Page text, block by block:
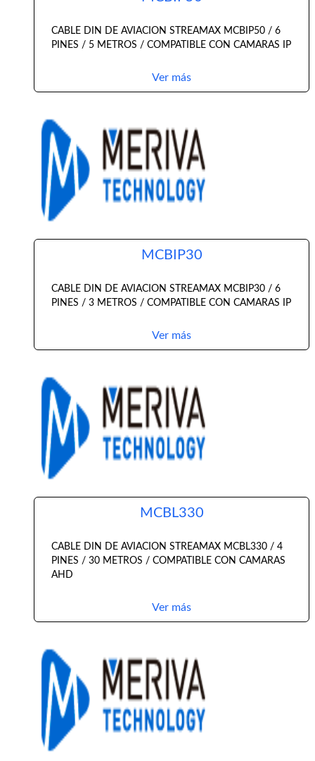
CABLE DIN DE AVIACION STREAMAX MCBIP50 / 6
PINES / 5 METROS / COMPATIBLE CON CAMARAS IP
Ver más
MCBIP30
CABLE DIN DE AVIACION STREAMAX MCBIP30 / 6
PINES / 3 METROS / COMPATIBLE CON CAMARAS IP
Ver más
MCBL330
CABLE DIN DE AVIACION STREAMAX MCBL330 / 4
PINES / 30 METROS / COMPATIBLE CON CAMARAS
AHD
Ver más